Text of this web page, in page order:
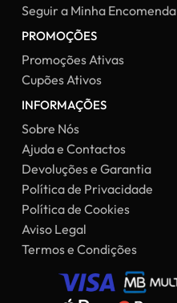
Seguir a Minha Encomenda
PROMOÇÕES
Promoções Ativas
Cupões Ativos
INFORMAÇÕES
Sobre Nós
Ajuda e Contactos
Devoluções e Garantia
Política de Privacidade
Política de Cookies
Aviso Legal
Termos e Condições